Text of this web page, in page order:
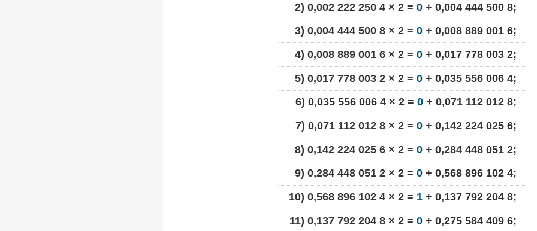
2) 0,002 222 250 4 × 2 = 0 + 0,004 444 500 8;
3) 0,004 444 500 8 × 2 = 0 + 0,008 889 001 6;
4) 0,008 889 001 6 × 2 = 0 + 0,017 778 003 2;
5) 0,017 778 003 2 × 2 = 0 + 0,035 556 006 4;
6) 0,035 556 006 4 × 2 = 0 + 0,071 112 012 8;
7) 0,071 112 012 8 × 2 = 0 + 0,142 224 025 6;
8) 0,142 224 025 6 × 2 = 0 + 0,284 448 051 2;
9) 0,284 448 051 2 × 2 = 0 + 0,568 896 102 4;
10) 0,568 896 102 4 × 2 = 1 + 0,137 792 204 8;
11) 0,137 792 204 8 × 2 = 0 + 0,275 584 409 6;